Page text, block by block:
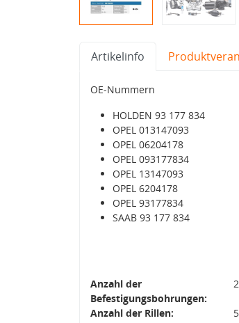
Artikelinfo
OE-Nummern
HOLDEN 93 177 834
OPEL 013147093
OPEL 06204178
OPEL 093177834
OPEL 13147093
OPEL 6204178
OPEL 93177834
SAAB 93 177 834
Anzahl der
Befestigungsbohrungen:
2
Anzahl der Rillen:
5